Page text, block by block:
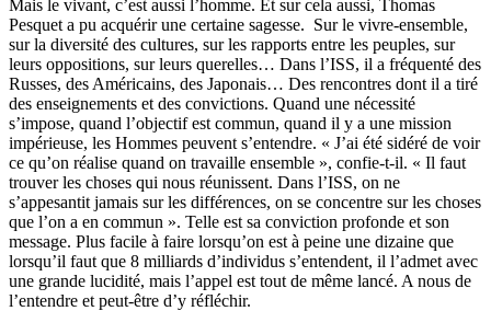
Mais le vivant, c’est aussi l’homme. Et sur cela aussi, Thomas
Pesquet a pu acquérir une certaine sagesse. Sur le vivre-ensemble,
sur la diversité des cultures, sur les rapports entre les peuples, sur
leurs oppositions, sur leurs querelles… Dans l’ISS, il a fréquenté des
Russes, des Américains, des Japonais… Des rencontres dont il a tiré
des enseignements et des convictions. Quand une nécessité
s’impose, quand l’objectif est commun, quand il y a une mission
impérieuse, les Hommes peuvent s’entendre. « J’ai été sidéré de voir
ce qu’on réalise quand on travaille ensemble », confie-t-il. « Il faut
trouver les choses qui nous réunissent. Dans l’ISS, on ne
s’appesantit jamais sur les différences, on se concentre sur les choses
que l’on a en commun ». Telle est sa conviction profonde et son
message. Plus facile à faire lorsqu’on est à peine une dizaine que
lorsqu’il faut que 8 milliards d’individus s’entendent, il l’admet avec
une grande lucidité, mais l’appel est tout de même lancé. A nous de
l’entendre et peut-être d’y réfléchir.